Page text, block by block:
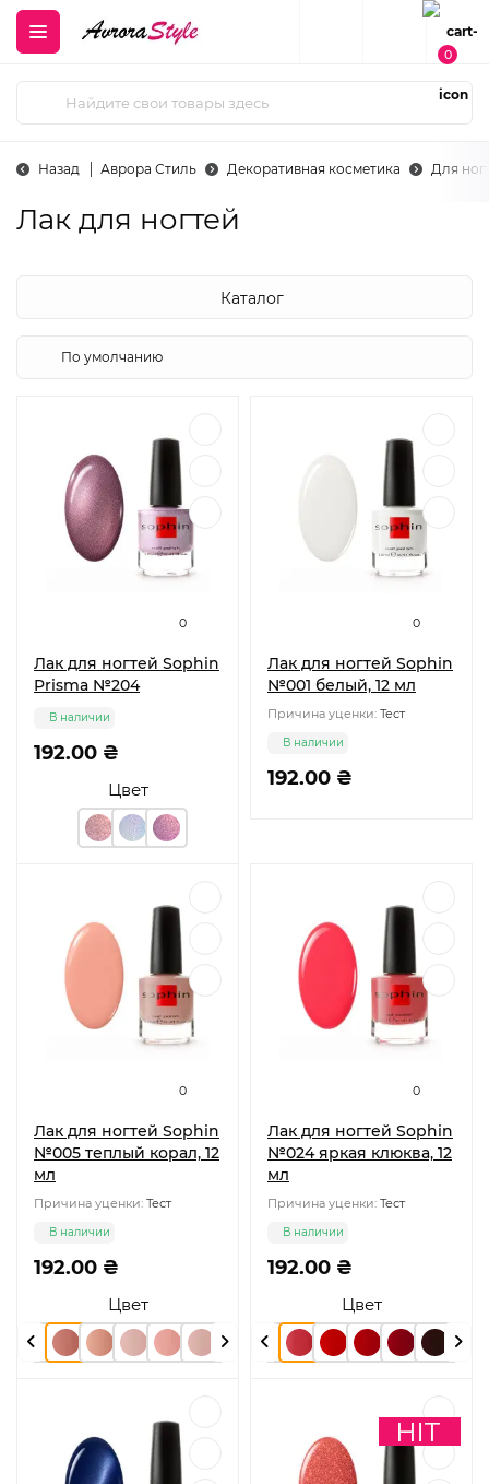
0
Назад Аврора Стиль Декоративная косметика Для
Лак для ногтей
Каталог
0
Лак для ногтей Sophin
Prisma №204
Цвет
192.00 ₴
В наличии
0
Лак для ногтей Sophin
№001 белый, 12 мл
Причина уценки: Тест
192.00 ₴
В наличии
0
Лак для ногтей Sophin
№005 теплый корал, 12
мл
Причина уценки: Тест
Цвет
192.00 ₴
В наличии
0
Лак для ногтей Sophin
№024 яркая клюква, 12
мл
Причина уценки: Тест
Цвет
192.00 ₴
В наличии